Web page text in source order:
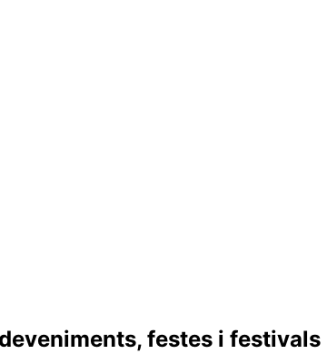
festes i festivals